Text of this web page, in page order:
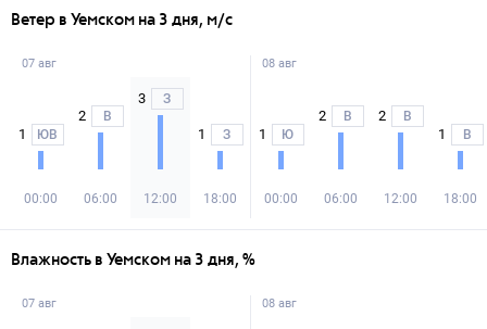
Ветер в Уемском на 3 дня, м/с
07 авг
1 ЮВ
00:00
2 В
06:00
3 З
12:00
1 З
18:00
08 авг
1 Ю
00:00
2 В
06:00
2 В
12:00
1 В
18:00
Влажность в Уемском на 3 дня, %
07 авг 08 авг